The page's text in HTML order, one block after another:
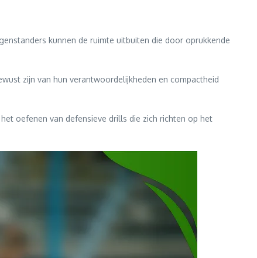
kunnen de ruimte uitbuiten die door oprukkende
zijn van hun verantwoordelijkheden en compactheid
oefenen van defensieve drills die zich richten op het